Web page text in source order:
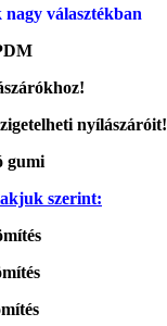
választékban
nyílászáróit!
szerint: